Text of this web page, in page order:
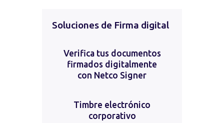
Soluciones de Firma digital
Verifica tus documentos
firmados digitalmente
con Netco Signer
Timbre electrónico
corporativo